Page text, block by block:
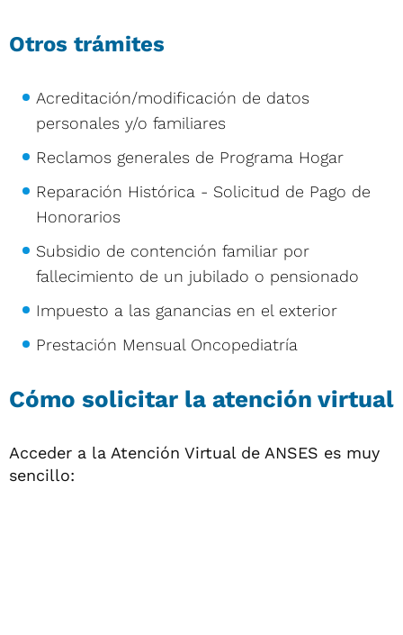
Otros trámites
Acreditación/modificación de datos
personales y/o familiares
Reclamos generales de Programa Hogar
Reparación Histórica - Solicitud de Pago de
Honorarios
Subsidio de contención familiar por
fallecimiento de un jubilado o pensionado
Impuesto a las ganancias en el exterior
Prestación Mensual Oncopediatría
Cómo solicitar la atención virtual
Acceder a la Atención Virtual de ANSES es muy
sencillo: